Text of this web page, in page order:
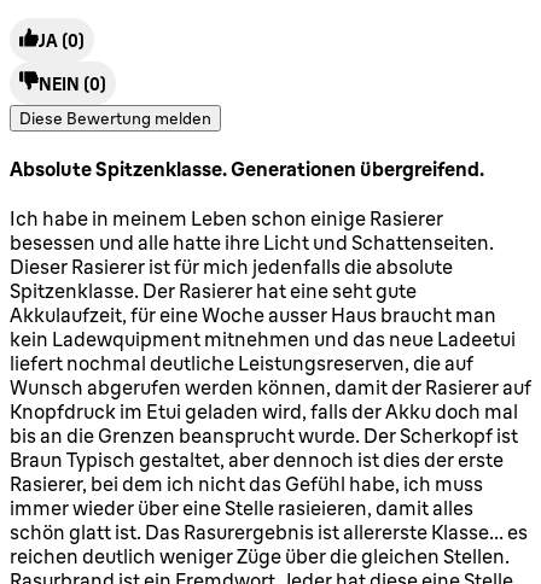
JA (0)
NEIN (0)
Diese Bewertung melden
Absolute Spitzenklasse. Generationen übergreifend.
5 Sterne von maximal 5
Ich habe in meinem Leben schon einige Rasierer
besessen und alle hatte ihre Licht und Schattenseiten.
Dieser Rasierer ist für mich jedenfalls die absolute
Spitzenklasse. Der Rasierer hat eine seht gute
Akkulaufzeit, für eine Woche ausser Haus braucht man
kein Ladewquipment mitnehmen und das neue Ladeetui
liefert nochmal deutliche Leistungsreserven, die auf
Wunsch abgerufen werden können, damit der Rasierer auf
Knopfdruck im Etui geladen wird, falls der Akku doch mal
bis an die Grenzen beansprucht wurde. Der Scherkopf ist
Braun Typisch gestaltet, aber dennoch ist dies der erste
Rasierer, bei dem ich nicht das Gefühl habe, ich muss
immer wieder über eine Stelle rasieieren, damit alles
schön glatt ist. Das Rasurergebnis ist allererste Klasse... es
reichen deutlich weniger Züge über die gleichen Stellen.